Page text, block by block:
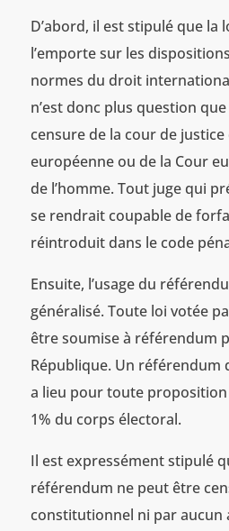
D’abord, il est stipulé que la
l’emporte sur les
normes du droit
n’est donc plus question
censure de la cour de justice
européenne ou de la Cour
de l’homme. Tout juge qui
se rendrait coupable de
réintroduit dans le code
Ensuite, l’usage du
généralisé. Toute loi votée
être soumise à référendum
République. Un référendum
a lieu pour toute
1% du corps électoral.
Il est expressément stipulé
référendum ne peut être
constitutionnel ni par aucun